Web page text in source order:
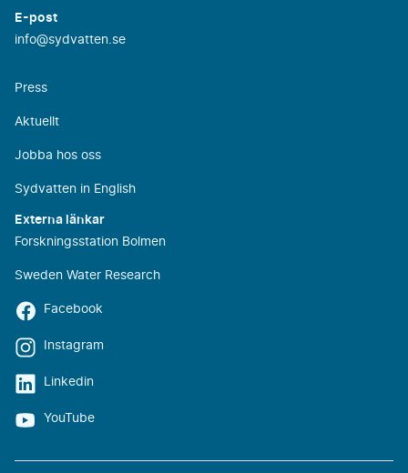
E-post
info@sydvatten.se
Press
Aktuellt
Jobba hos oss
Sydvatten in English
Externa länkar
Forskningsstation Bolmen
Sweden Water Research
Facebook
Instagram
Linkedin
YouTube